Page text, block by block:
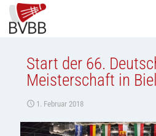
Start der 66.
Meisterschaft in
1. Februar 2018